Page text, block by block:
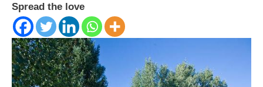
Spread the love